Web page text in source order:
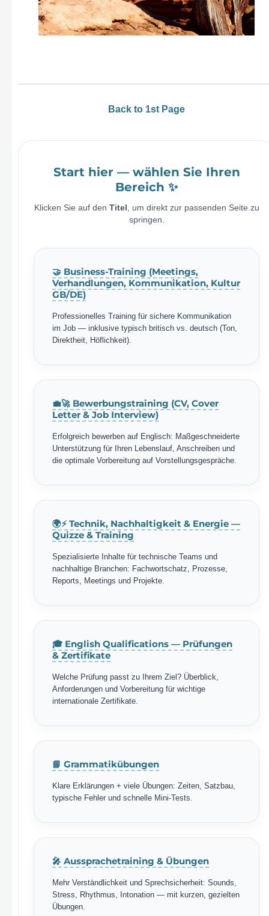
Back to 1st Page
Start hier — wählen Sie Ihren
Bereich ✨
Klicken Sie auf den Titel
, um direkt zur passenden Seite zu
springen.
🤝 Business-Training (Meetings,
Verhandlungen, Kommunikation, Kultur
GB/DE)
Professionelles Training für sichere Kommunikation
im Job — inklusive typisch britisch vs. deutsch (Ton,
Direktheit, Höflichkeit).
💼🚀 Bewerbungstraining (CV, Cover
Letter & Job Interview)
Erfolgreich bewerben auf Englisch: Maßgeschneiderte
Unterstützung für Ihren Lebenslauf, Anschreiben und
die optimale Vorbereitung auf Vorstellungsgespräche.
🌍⚡ Technik, Nachhaltigkeit & Energie —
Quizze & Training
Spezialisierte Inhalte für technische Teams und
nachhaltige Branchen: Fachwortschatz, Prozesse,
Reports, Meetings und Projekte.
🎓 English Qualifications — Prüfungen
& Zertifikate
Welche Prüfung passt zu Ihrem Ziel? Überblick,
Anforderungen und Vorbereitung für wichtige
internationale Zertifikate.
📘 Grammatikübungen
Klare Erklärungen + viele Übungen: Zeiten, Satzbau,
typische Fehler und schnelle Mini-Tests.
🎤 Aussprachetraining & Übungen
Mehr Verständlichkeit und Sprechsicherheit: Sounds,
Stress, Rhythmus, Intonation — mit kurzen, gezielten
Übungen.